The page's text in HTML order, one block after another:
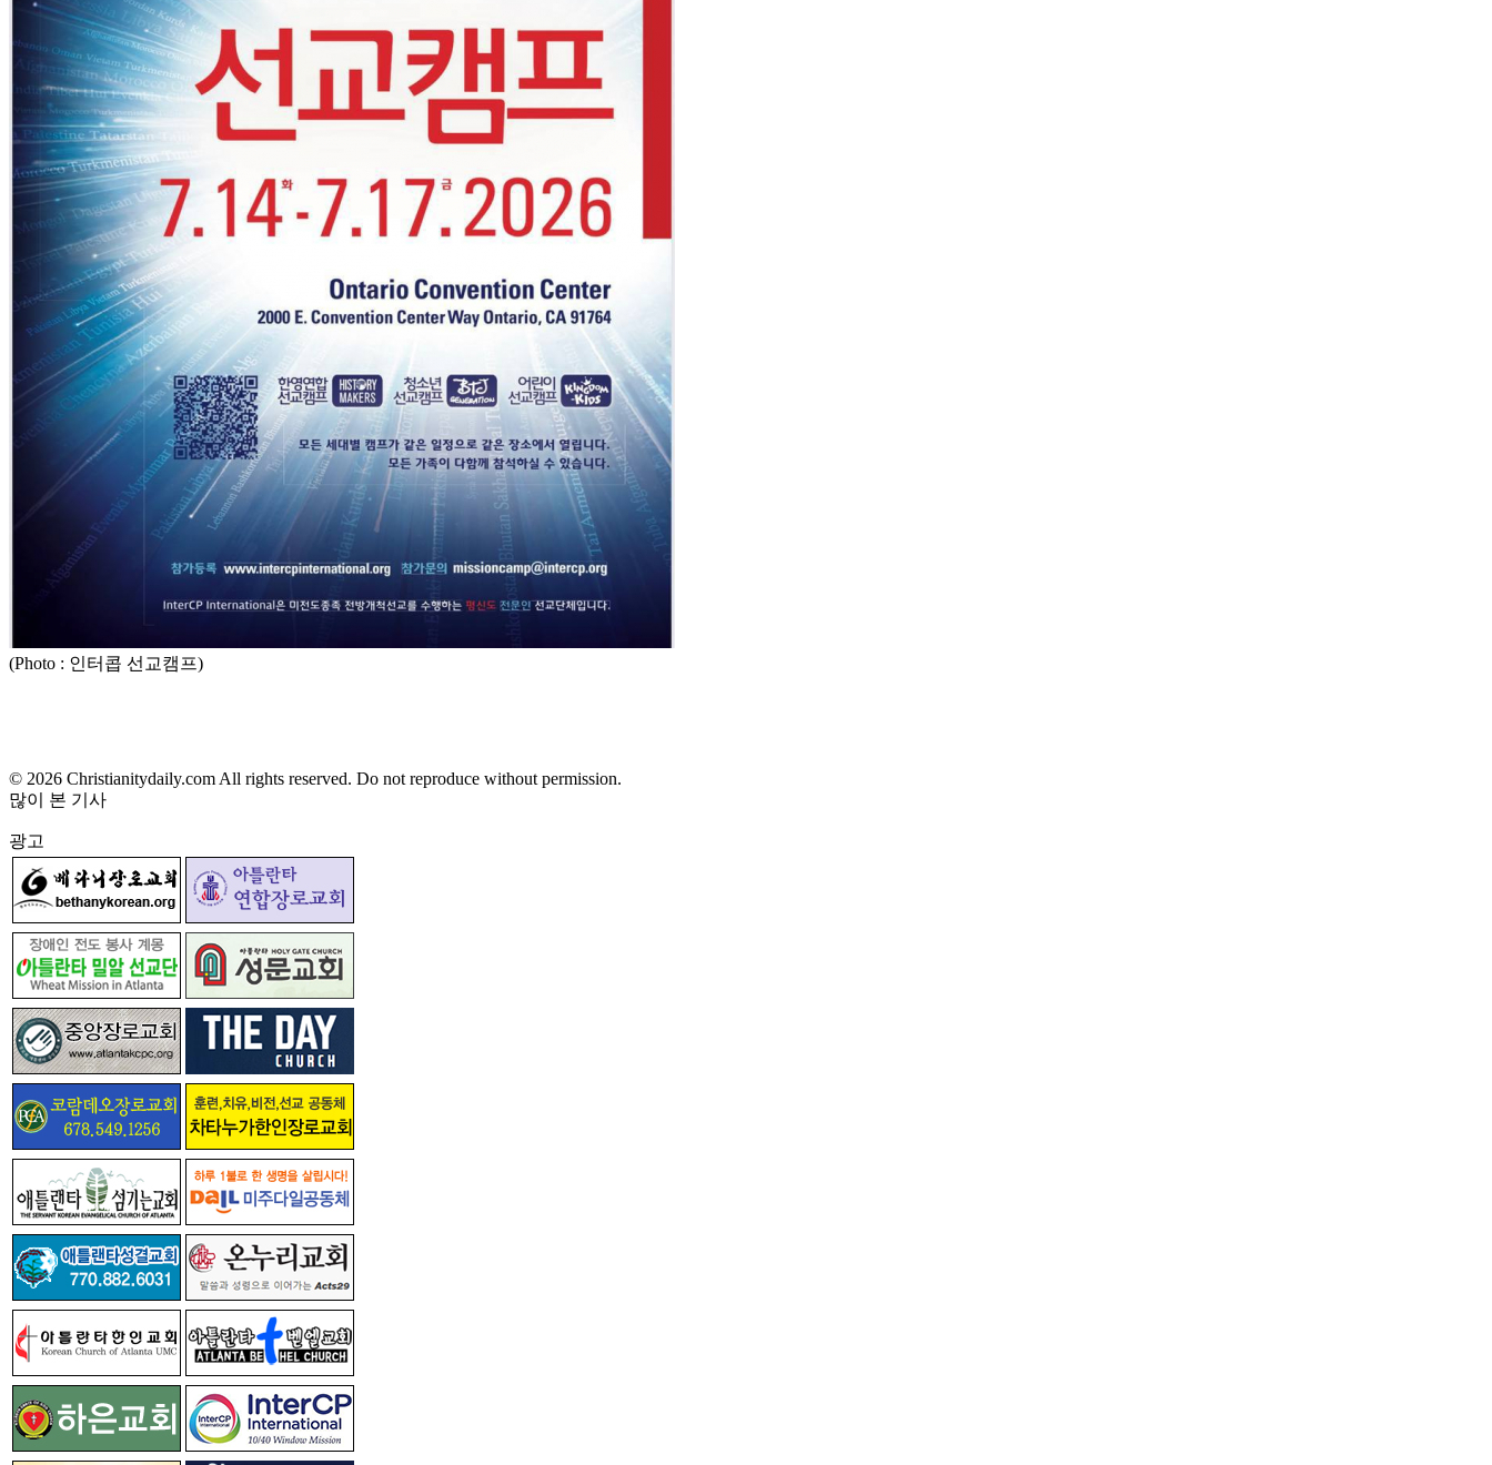
(Photo : 인터콥 선교캠프)
© 2026 Christianitydaily.com All rights reserved. Do not reproduce without permission.
많이 본 기사
광고